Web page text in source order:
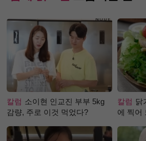
칼럼 소이현 인교진 부부 5kg
감량, 주로 이것 먹었다?
칼럼 닭
에 찍어